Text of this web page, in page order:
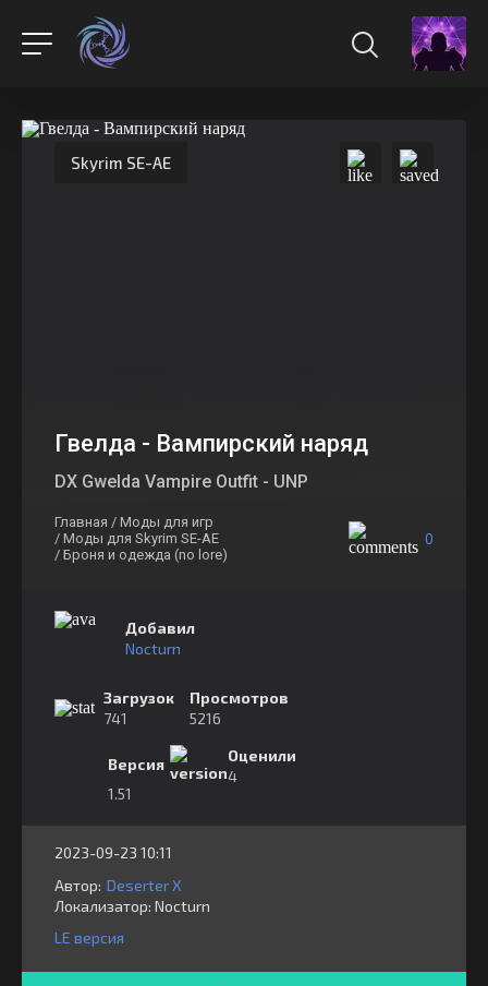
Skyrim SE-AE
Гвелда - Вампирский наряд
DX Gwelda Vampire Outfit - UNP
Главная / Моды для игр
/ Моды для Skyrim SE-AE
/ Броня и одежда (no lore)
0
Добавил
Nocturn
Загрузок
741
Просмотров
5216
Версия
1.51
Оценили
4
2023-09-23 10:11
Автор: Deserter X
Локализатор: ⁣⁣⁣Nocturn
LE версия